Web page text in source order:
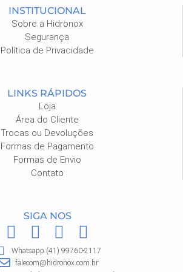
INSTITUCIONAL
Sobre a Hidronox
Segurança
Política de Privacidade
LINKS RÁPIDOS
Loja
Área do Cliente
Trocas ou Devoluções
Formas de Pagamento
Formas de Envio
Contato
SIGA NOS
F
a
c
I
n
s
P
i
n
W
h
a
Whatsapp:(41) 99760-2117
falecom@hidronox.com.br